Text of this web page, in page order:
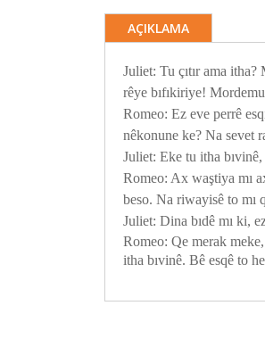
AÇIKLAMA
Juliet: Tu çıtır ama
rêye bıfıkiriye!
Romeo: Ez eve perrê
nêkonune ke? Na sevet
Juliet: Eke tu itha bıvinê,
Romeo: Ax waştiya mı
beso. Na riwayisê to mı
Juliet: Dina bıdê mı ki,
Romeo: Qe merak
itha bıvinê. Bê esqê to